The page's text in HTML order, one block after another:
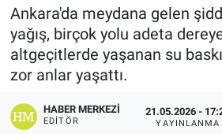
Ankara'da meydana gelen
yağış, birçok yolu adeta
altgeçitlerde yaşanan su
zor anlar yaşattı.
HABER MERKEZI
EDITÖR
21.05.2026 -
YAYINLANMA